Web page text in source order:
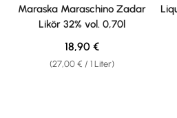
Maraska Maraschino Zadar
Likör 32% vol. 0,70l
(27,00 € / 1 Liter)
Regulärer Preis:
18,90 €